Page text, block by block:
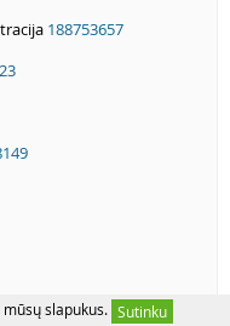
slapukus. Sutinku
188753657